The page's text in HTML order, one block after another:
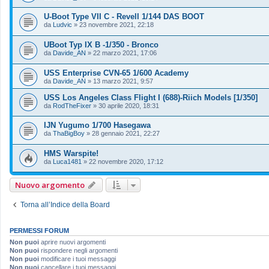
U-Boot Type VII C - Revell 1/144 DAS BOOT
da Ludvic » 23 novembre 2021, 22:18
UBoot Typ IX B -1/350 - Bronco
da Davide_AN » 22 marzo 2021, 17:06
USS Enterprise CVN-65 1/600 Academy
da Davide_AN » 13 marzo 2021, 9:57
USS Los Angeles Class Flight I (688)-Riich Models [1/350]
da RodTheFixer » 30 aprile 2020, 18:31
IJN Yugumo 1/700 Hasegawa
da ThaBigBoy » 28 gennaio 2021, 22:27
HMS Warspite!
da Luca1481 » 22 novembre 2020, 17:12
Nuovo argomento
Torna all’Indice della Board
PERMESSI FORUM
Non puoi aprire nuovi argomenti
Non puoi rispondere negli argomenti
Non puoi modificare i tuoi messaggi
Non puoi cancellare i tuoi messaggi